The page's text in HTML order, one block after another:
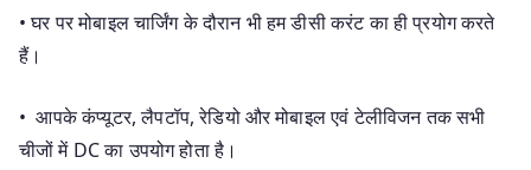
• घर पर मोबाइल चार्जिंग के दौरान भी हम डीसी करंट का ही प्रयोग करते
हैं।
• आपके कंप्यूटर, लैपटॉप, रेडियो और मोबाइल एवं टेलीविजन तक सभी
चीजों में DC का उपयोग होता है।